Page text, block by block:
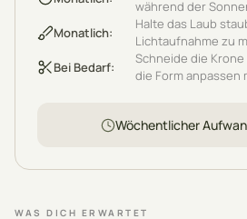
während der
Monatlich:
Halte das Laub
Lichtaufnahme zu
Bei Bedarf:
Schneide die
die Form anpassen
Wöchentlicher
WAS DICH ERWARTET